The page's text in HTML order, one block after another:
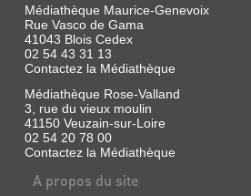
Livre
Ganz,
Axel
Prisma
presse,
1988
(Géo
magazine)
Médiathèque Maurice-Genevoix
Rue Vasco de Gama
41043 Blois Cedex
02 54 43 31 13
Contactez la Médiathèque
Médiathèque Rose-Valland
3, rue du vieux moulin
41150 Veuzain-sur-Loire
02 54 20 78 00
Contactez la Médiathèque
A propos du site